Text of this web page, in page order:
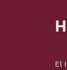
El